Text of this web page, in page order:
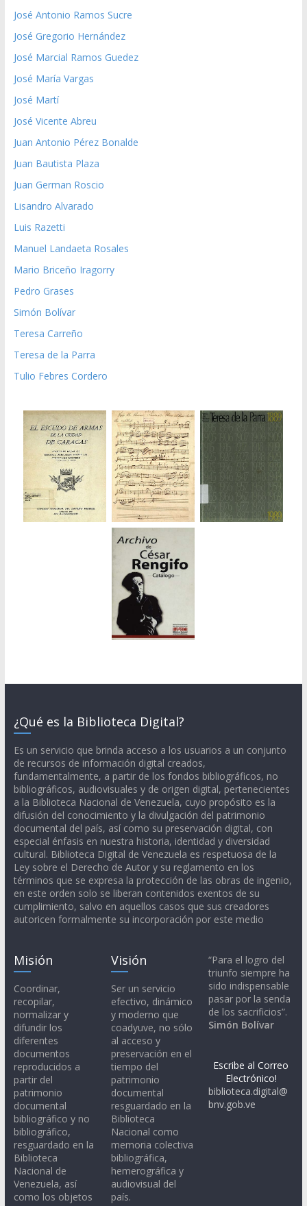
José Antonio Ramos Sucre
José Gregorio Hernández
José Marcial Ramos Guedez
José María Vargas
José Martí
José Vicente Abreu
Juan Antonio Pérez Bonalde
Juan Bautista Plaza
Juan German Roscio
Lisandro Alvarado
Luis Razetti
Manuel Landaeta Rosales
Mario Briceño Iragorry
Pedro Grases
Simón Bolívar
Teresa Carreño
Teresa de la Parra
Tulio Febres Cordero
¿Qué es la Biblioteca Digital?
Es un servicio que brinda acceso a los usuarios a un conjunto
de recursos de información digital creados,
fundamentalmente, a partir de los fondos bibliográficos, no
bibliográficos, audiovisuales y de origen digital, pertenecientes
a la Biblioteca Nacional de Venezuela, cuyo propósito es la
difusión del conocimiento y la divulgación del patrimonio
documental del país, así como su preservación digital, con
especial énfasis en nuestra historia, identidad y diversidad
cultural. Biblioteca Digital de Venezuela es respetuosa de la
Ley sobre el Derecho de Autor y su reglamento en los
términos que se expresa la protección de las obras de ingenio,
en este orden solo se liberan contenidos exentos de su
cumplimiento, salvo en aquellos casos que sus creadores
autoricen formalmente su incorporación por este medio
Misión
Coordinar,
recopilar,
normalizar y
difundir los
diferentes
documentos
reproducidos a
partir del
patrimonio
documental
bibliográfico y no
bibliográfico,
resguardado en la
Biblioteca
Nacional de
Venezuela, así
como los objetos
Visión
Ser un servicio
efectivo, dinámico
y moderno que
coadyuve, no sólo
al acceso y
preservación en el
tiempo del
patrimonio
documental
resguardado en la
Biblioteca
Nacional como
memoria colectiva
bibliográfica,
hemerográfica y
audiovisual del
país.
“Para el logro del
triunfo siempre ha
sido indispensable
pasar por la senda
de los sacrificios”.
Simón Bolívar
Escribe al Correo
Electrónico!
biblioteca.digital@
bnv.gob.ve